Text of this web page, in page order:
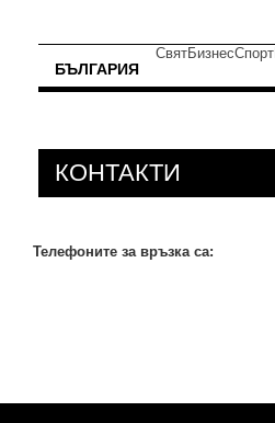
БЪЛГАРИЯ
СвятБизнесСпорт
КОНТАКТИ
Телефоните за връзка са: